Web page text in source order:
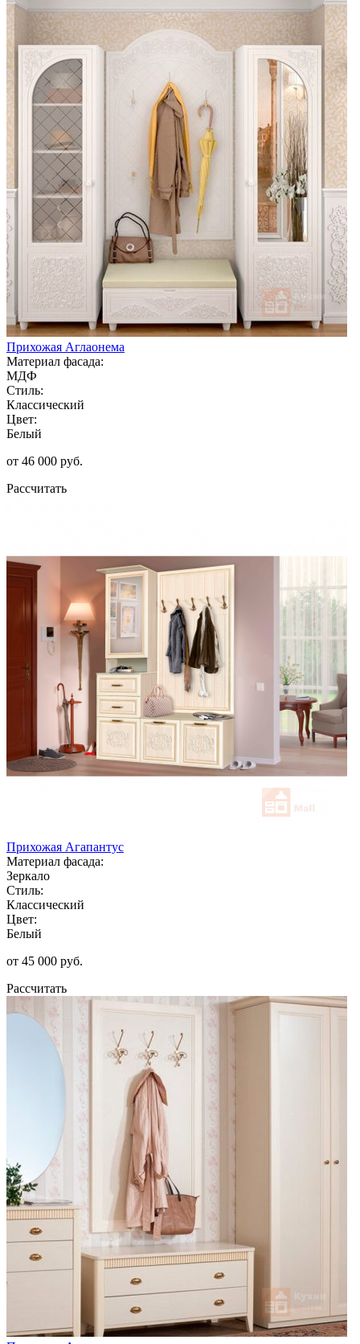
Прихожая Аглаонема
Материал фасада:
МДФ
Стиль:
Классический
Цвет:
Белый
от 46 000 руб.
Рассчитать
Прихожая Агапантус
Материал фасада:
Зеркало
Стиль:
Классический
Цвет:
Белый
от 45 000 руб.
Рассчитать